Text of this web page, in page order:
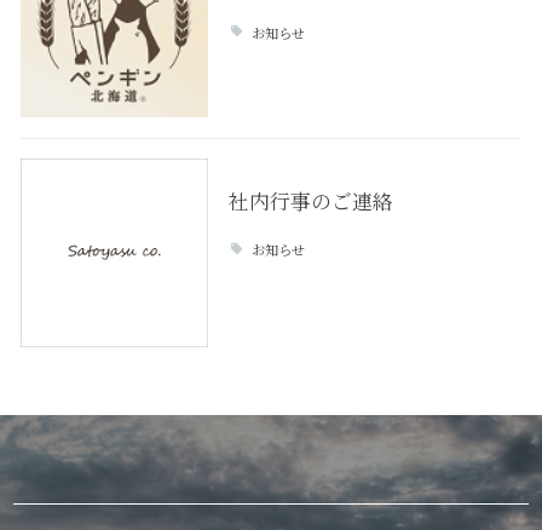
お知らせ
社内行事のご連絡
お知らせ